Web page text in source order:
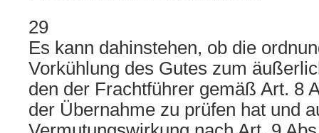
29
Es kann dahinstehen, ob die
Vorkühlung des Gutes zum
den der Frachtführer gemäß Art. 8
der Übernahme zu prüfen hat und